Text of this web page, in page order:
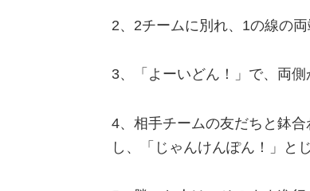
2、2チームに別れ、1の線の
3、「よーいどん！」で、両
4、相手チームの友だちと鉢
し、「じゃんけんぽん！」と